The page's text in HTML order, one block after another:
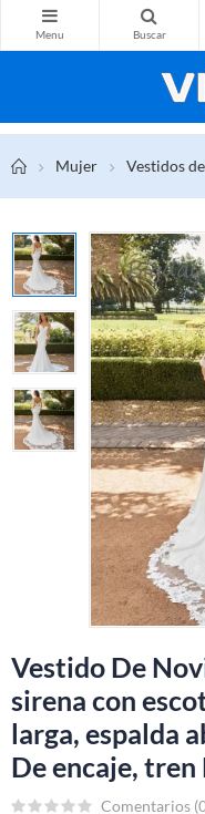
Mujer Vestidos
Vestido De
sirena con
larga, espalda
De encaje,
Comentarios (